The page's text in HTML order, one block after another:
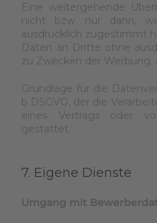
Eine weitergehende
nicht bzw. nur dann,
ausdrücklich zugestimmt
Daten an Dritte ohne
zu Zwecken der Werbung,
Grundlage für die
b DSGVO, der die
eines Vertrags oder
gestattet.
7. Eigene Dienste
Umgang mit